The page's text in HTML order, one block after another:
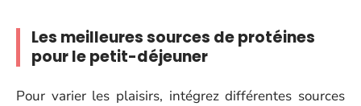
Les meilleures sources de protéines
pour le petit-déjeuner
Pour varier les plaisirs, intégrez différentes sources